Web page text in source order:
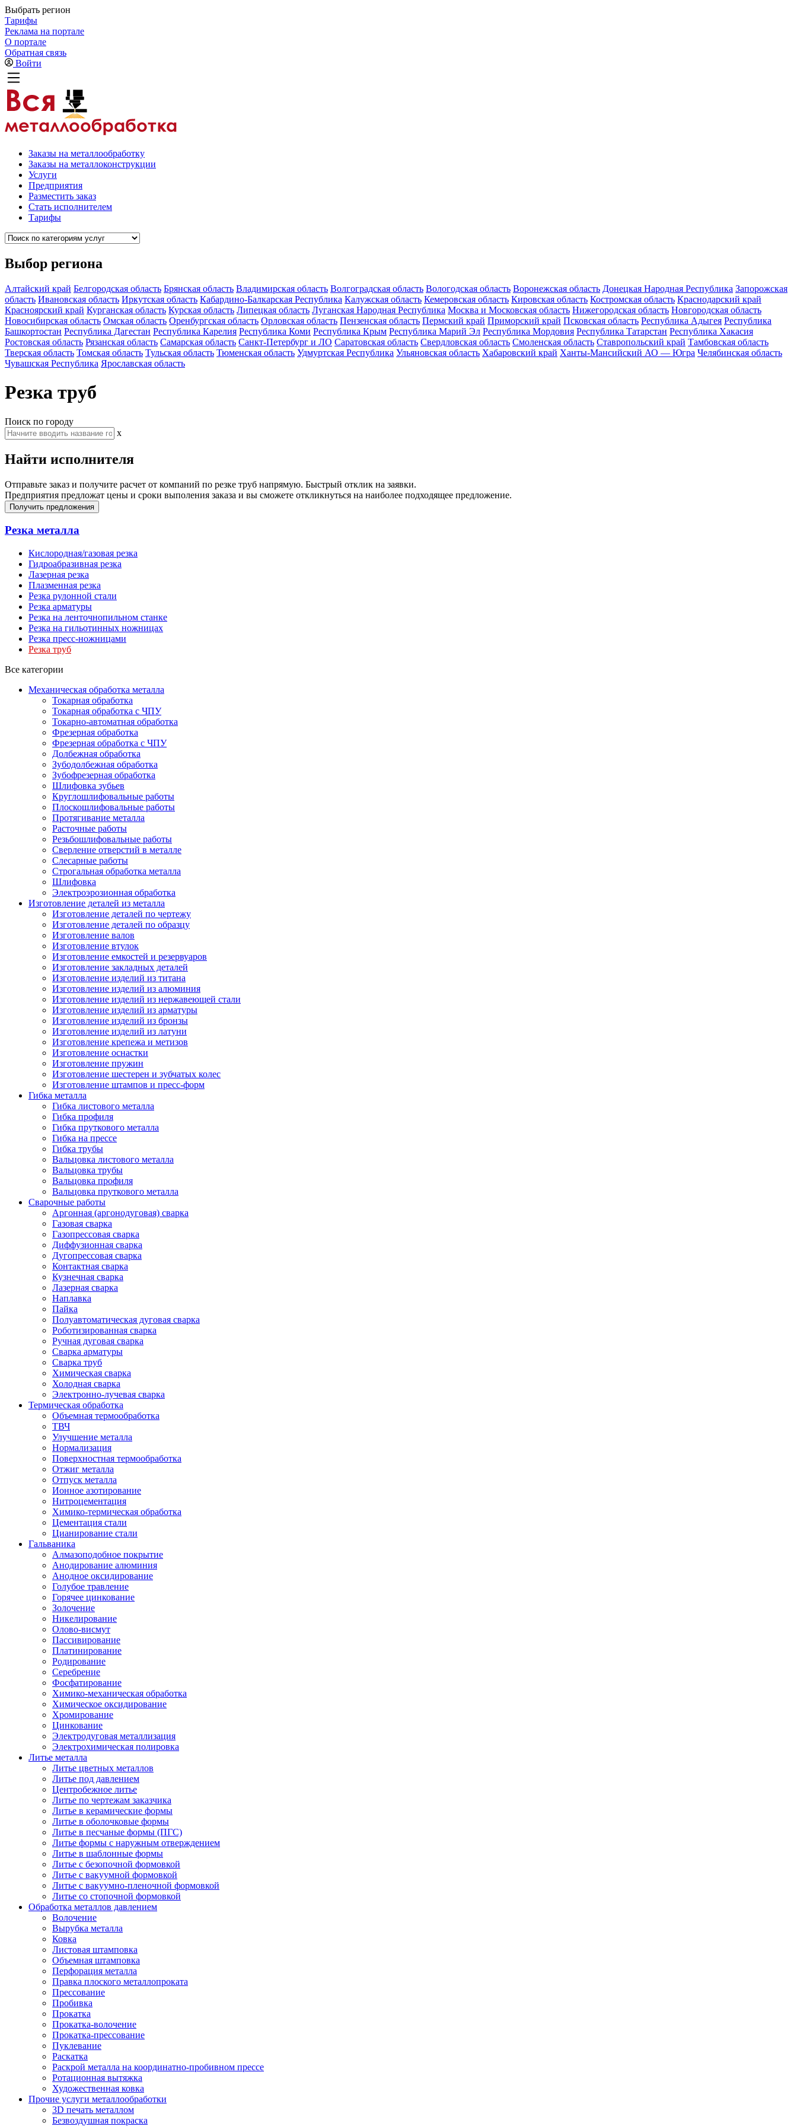
Выбрать регион
Тарифы
Реклама на портале
О портале
Обратная связь
Войти
Заказы на металлообработку
Заказы на металлоконструкции
Услуги
Предприятия
Разместить заказ
Стать исполнителем
Тарифы
Выбор региона
Алтайский край Белгородская область Брянская область Владимирская область Волгоградская область Вологодская область Воронежская область Донецкая Народная Республика Запорожская
область Ивановская область Иркутская область Кабардино-Балкарская Республика Калужская область Кемеровская область Кировская область Костромская область Краснодарский край
Красноярский край Курганская область Курская область Липецкая область Луганская Народная Республика Москва и Московская область Нижегородская область Новгородская область
Новосибирская область Омская область Оренбургская область Орловская область Пензенская область Пермский край Приморский край Псковская область Республика Адыгея Республика
Башкортостан Республика Дагестан Республика Карелия Республика Коми Республика Крым Республика Марий Эл Республика Мордовия Республика Татарстан Республика Хакасия
Ростовская область Рязанская область Самарская область Санкт-Петербург и ЛО Саратовская область Свердловская область Смоленская область Ставропольский край Тамбовская область
Тверская область Томская область Тульская область Тюменская область Удмуртская Республика Ульяновская область Хабаровский край Ханты-Мансийский АО — Югра Челябинская область
Чувашская Республика Ярославская область
Резка труб
Поиск по городу
x
Найти исполнителя
Отправьте заказ и получите расчет от компаний по резке труб напрямую. Быстрый отклик на заявки.
Предприятия предложат цены и сроки выполения заказа и вы сможете откликнуться на наиболее подходящее предложение.
Получить предложения
Резка металла
Кислородная/газовая резка
Гидроабразивная резка
Лазерная резка
Плазменная резка
Резка рулонной стали
Резка арматуры
Резка на ленточнопильном станке
Резка на гильотинных ножницах
Резка пресс-ножницами
Резка труб
Все категории
Механическая обработка металла
Токарная обработка
Токарная обработка с ЧПУ
Токарно-автоматная обработка
Фрезерная обработка
Фрезерная обработка c ЧПУ
Долбежная обработка
Зубодолбежная обработка
Зубофрезерная обработка
Шлифовка зубьев
Круглошлифовальные работы
Плоскошлифовальные работы
Протягивание металла
Расточные работы
Резьбошлифовальные работы
Сверление отверстий в металле
Слесарные работы
Строгальная обработка металла
Шлифовка
Электроэрозионная обработка
Изготовление деталей из металла
Изготовление деталей по чертежу
Изготовление деталей по образцу
Изготовление валов
Изготовление втулок
Изготовление емкостей и резервуаров
Изготовление закладных деталей
Изготовление изделий из титана
Изготовление изделий из алюминия
Изготовление изделий из нержавеющей стали
Изготовление изделий из арматуры
Изготовление изделий из бронзы
Изготовление изделий из латуни
Изготовление крепежа и метизов
Изготовление оснастки
Изготовление пружин
Изготовление шестерен и зубчатых колес
Изготовление штампов и пресс-форм
Гибка металла
Гибка листового металла
Гибка профиля
Гибка пруткового металла
Гибка на прессе
Гибка трубы
Вальцовка листового металла
Вальцовка трубы
Вальцовка профиля
Вальцовка пруткового металла
Сварочные работы
Аргонная (аргонодуговая) сварка
Газовая сварка
Газопрессовая сварка
Диффузионная сварка
Дугопрессовая сварка
Контактная сварка
Кузнечная сварка
Лазерная сварка
Наплавка
Пайка
Полуавтоматическая дуговая сварка
Роботизированная сварка
Ручная дуговая сварка
Сварка арматуры
Сварка труб
Химическая сварка
Холодная сварка
Электронно-лучевая сварка
Термическая обработка
Объемная термообработка
ТВЧ
Улучшение металла
Нормализация
Поверхностная термообработка
Отжиг металла
Отпуск металла
Ионное азотирование
Нитроцементация
Химико-термическая обработка
Цементация стали
Цианирование стали
Гальваника
Алмазоподобное покрытие
Анодирование алюминия
Анодное оксидирование
Голубое травление
Горячее цинкование
Золочение
Никелирование
Олово-висмут
Пассивирование
Платинирование
Родирование
Серебрение
Фосфатирование
Химико-механическая обработка
Химическое оксидирование
Хромирование
Цинкование
Электродуговая металлизация
Электрохимическая полировка
Литье металла
Литье цветных металлов
Литье под давлением
Центробежное литье
Литье по чертежам заказчика
Литье в керамические формы
Литье в оболочковые формы
Литье в песчаные формы (ПГС)
Литье формы с наружным отверждением
Литье в шаблонные формы
Литье с безопочной формовкой
Литье с вакуумной формовкой
Литье с вакуумно-пленочной формовкой
Литье со стопочной формовкой
Обработка металлов давлением
Волочение
Вырубка металла
Ковка
Листовая штамповка
Объемная штамповка
Перфорация металла
Правка плоского металлопроката
Прессование
Пробивка
Прокатка
Прокатка-волочение
Прокатка-прессование
Пуклевание
Раскатка
Раскрой металла на координатно-пробивном прессе
Ротационная вытяжка
Художественная ковка
Прочие услуги металлообработки
3D печать металлом
Безвоздушная покраска